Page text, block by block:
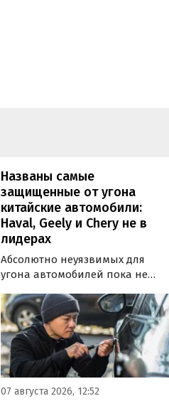
Названы самые
защищенные от угона
китайские автомобили:
Haval, Geely и Chery не в
лидерах
Абсолютно неуязвимых для
угона автомобилей пока не
могут доставить
злоумышленникам больше
всего сложностей. Из китайских
машин таковыми сегодня
являются модели Li и BYD,
сообщил в эфире радио РБК
учредитель федерального
07 августа 2026, 12:52